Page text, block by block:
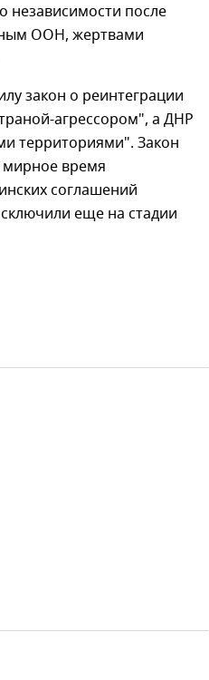
после
ООН, жертвами
закон о реинтеграции
агрессором", а ДНР
территориями". Закон
мирное время
соглашений
еще на стадии